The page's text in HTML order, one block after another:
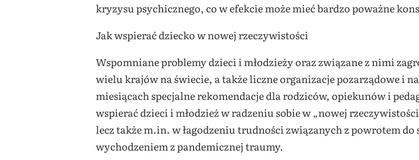
kryzysu psychicznego, co w efekcie może mieć bardzo poważne
Jak wspierać dziecko w nowej rzeczywistości
Wspomniane problemy dzieci i młodzieży oraz związane z nimi
wielu krajów na świecie, a także liczne organizacje pozarządowe i
miesiącach specjalne rekomendacje dla rodziców, opiekunów i
wspierać dzieci i młodzież w radzeniu sobie w „nowej
lecz także m.in. w łagodzeniu trudności związanych z powrotem
wychodzeniem z pandemicznej traumy.